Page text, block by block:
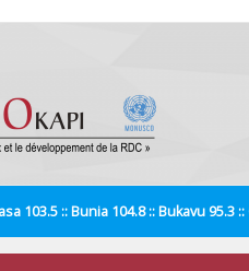
103.5 :: Bunia 104.8 :: Bukavu 95.3